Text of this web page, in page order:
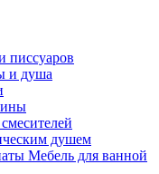
писсуаров
и душа
душем
Мебель для ванной